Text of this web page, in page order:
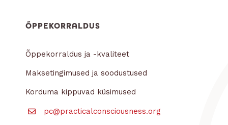
ÕPPEKORRALDUS
Õppekorraldus ja -kvaliteet
Maksetingimused ja soodustused
Korduma kippuvad küsimused
pc@practicalconsciousness.org